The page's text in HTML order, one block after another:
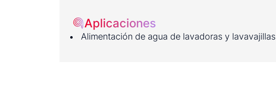
Aplicaciones
Alimentación de agua de lavadoras y lavavajillas